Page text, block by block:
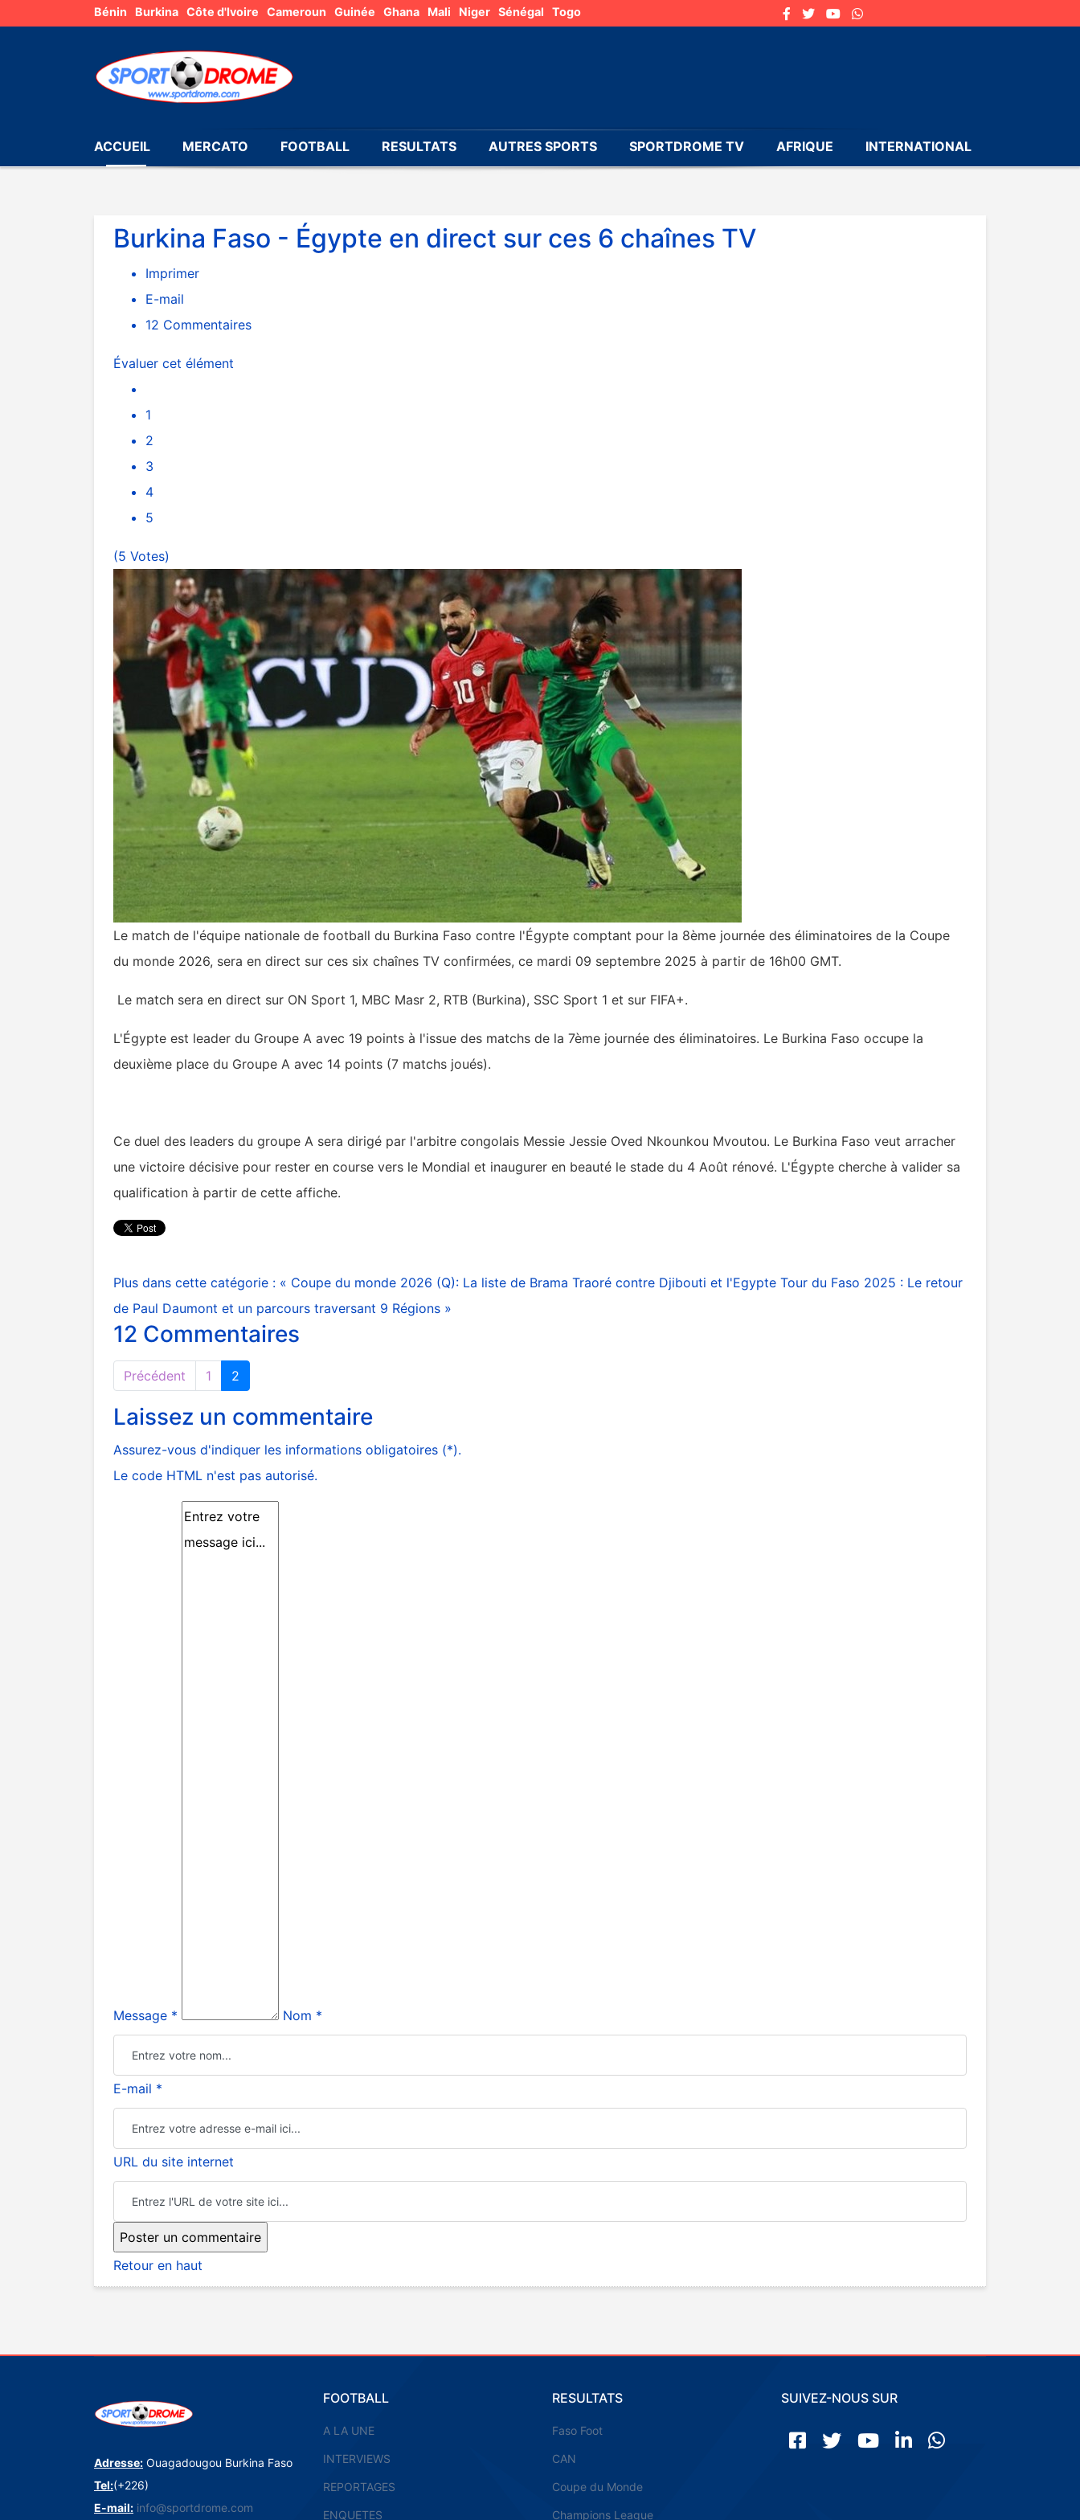
Bénin Burkina Côte d'Ivoire Cameroun Guinée Ghana Mali Niger Sénégal Togo
ACCUEIL MERCATO FOOTBALL RESULTATS AUTRES SPORTS SPORTDROME TV AFRIQUE INTERNATIONAL
Burkina Faso - Égypte en direct sur ces 6 chaînes TV
Imprimer
E-mail
12 Commentaires
Évaluer cet élément
1
2
3
4
5
(5 Votes)
Le match de l'équipe nationale de football du Burkina Faso contre l'Égypte comptant pour la 8ème journée des éliminatoires de la Coupe
du monde 2026, sera en direct sur ces six chaînes TV confirmées, ce mardi 09 septembre 2025 à partir de 16h00 GMT.
Le match sera en direct sur ON Sport 1, MBC Masr 2, RTB (Burkina), SSC Sport 1 et sur FIFA+.
L'Égypte est leader du Groupe A avec 19 points à l'issue des matchs de la 7ème journée des éliminatoires. Le Burkina Faso occupe la
deuxième place du Groupe A avec 14 points (7 matchs joués).
Ce duel des leaders du groupe A sera dirigé par l'arbitre congolais Messie Jessie Oved Nkounkou Mvoutou. Le Burkina Faso veut arracher
une victoire décisive pour rester en course vers le Mondial et inaugurer en beauté le stade du 4 Août rénové. L'Égypte cherche à valider sa
qualification à partir de cette affiche.
Plus dans cette catégorie : « Coupe du monde 2026 (Q): La liste de Brama Traoré contre Djibouti et l'Egypte Tour du Faso 2025 : Le retour
de Paul Daumont et un parcours traversant 9 Régions »
12 Commentaires
Précédent 1 2
Laissez un commentaire
Assurez-vous d'indiquer les informations obligatoires (*).
Le code HTML n'est pas autorisé.
Message * Nom *
E-mail *
URL du site internet
Retour en haut
Adresse: Ouagadougou Burkina Faso
Tel:(+226)
E-mail: info@sportdrome.com
FOOTBALL
A LA UNE
INTERVIEWS
REPORTAGES
ENQUETES
RESULTATS
Faso Foot
CAN
Coupe du Monde
Champions League
SUIVEZ-NOUS SUR